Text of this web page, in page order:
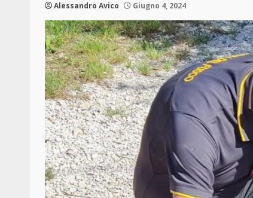
Alessandro Avico Giugno 4, 2024